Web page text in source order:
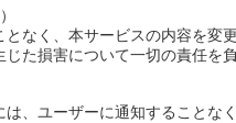
なく、本サービスの内容を変
た損害について一切の責任を負
、ユーザーに通知することな